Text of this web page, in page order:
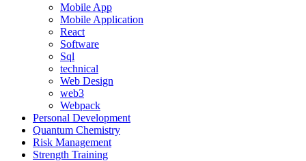
Mobile App
Mobile Application
React
Software
Sql
technical
Web Design
web3
Webpack
Personal Development
Quantum Chemistry
Risk Management
Strength Training